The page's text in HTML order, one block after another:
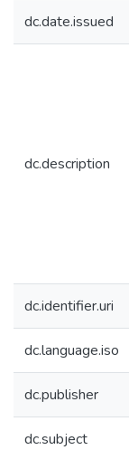
dc.date.issued
dc.description
dc.identifier.uri
dc.language.iso
dc.publisher
dc.subject